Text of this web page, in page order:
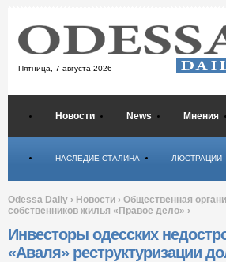
Пятница, 7 августа 2026
Новости News Мнения
НАСЛЕДИЕ СТАЛИНА ЛЮСТРАЦИИ
Odessa Daily › Новости › Общественная
собственников жилья «Правое дело» ›
Инвесторы одесских
«Аваля» реструктуризации